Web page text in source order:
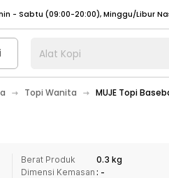
Senin - Jumat (07:00 - 20:00), Sabtu -
Jumat (08:00 - 20:00), Sabtu - Minggu/
- Jumat (08:00 - 20:00), Sabtu - Minggu/
- Sabtu (09:00-20:00), Minggu/Libur
- Sabtu (09:00-20:00), Minggu/Libur
Alat Kopi
Topi Wanita MUJE Topi
Berat Produk
0.3 kg
Dimensi Kemasan : -